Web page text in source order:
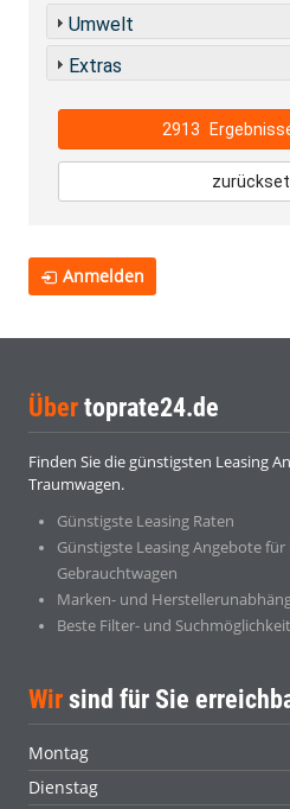
Umwelt
Extras
2913
Anmelden
Über toprate24.de
Finden Sie die günstigsten Leasing
Traumwagen.
Günstigste Leasing Raten
Günstigste Leasing Angebote
Gebrauchtwagen
Marken- und
Beste Filter- und
Wir sind für Sie
Montag
Dienstag